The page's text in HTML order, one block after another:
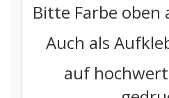
Bitte Farbe
Auch als
auf